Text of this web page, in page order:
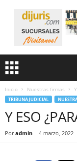
Inicio Nuestras firmas
TRIBUNA JUDICIAL
Y ESO
Por admin - 4 marzo, 2022